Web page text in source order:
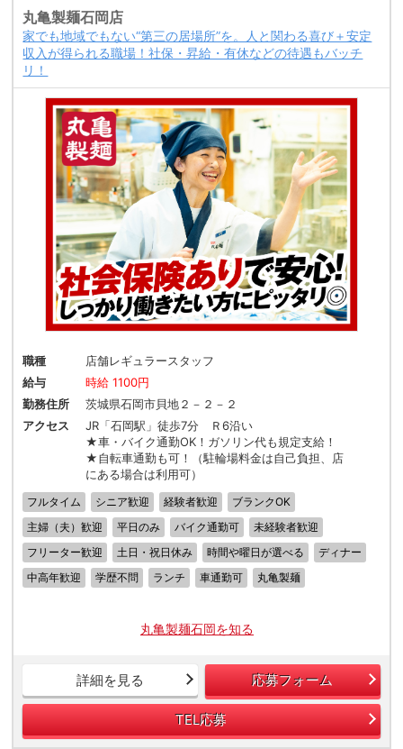
丸亀製麺石岡店
家でも地域でもない“第三の居場所”を。人と関わる喜び＋安定
収入が得られる職場！社保・昇給・有休などの待遇もバッチ
リ！
職種
店舗レギュラースタッフ
給与
時給 1100円
勤務住所
茨城県石岡市貝地２－２－２
アクセス
JR「石岡駅」徒歩7分 Ｒ6沿い
★車・バイク通勤OK！ガソリン代も規定支給！
★自転車通勤も可！（駐輪場料金は自己負担、店
にある場合は利用可）
フルタイム シニア歓迎 経験者歓迎
ブランクOK
主婦（夫）歓迎
平日のみ バイク通勤可
未経験者歓迎
フリーター歓迎
土日・祝日休み 時間や曜日が選べる
ディナー
中高年歓迎
学歴不問 ランチ 車通勤可 丸亀製麺
丸亀製麺石岡を知る
詳細を見る 応募フォーム
TEL応募